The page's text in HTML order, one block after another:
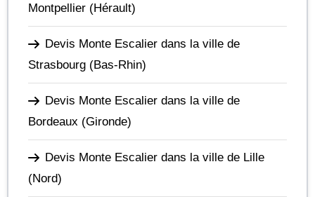
Montpellier (Hérault)
Devis Monte Escalier dans la ville de
Strasbourg (Bas-Rhin)
Devis Monte Escalier dans la ville de
Bordeaux (Gironde)
Devis Monte Escalier dans la ville de Lille
(Nord)